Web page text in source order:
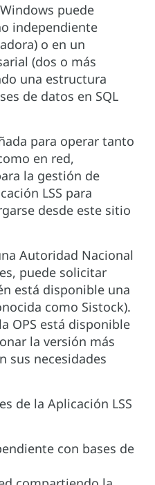
puede
independiente
o en un
(dos o más
una estructura
de datos en SQL
para operar tanto
en red,
la gestión de
LSS para
desde este sitio
Autoridad Nacional
puede solicitar
está disponible una
como Sistock).
OPS está disponible
la versión más
sus necesidades
de la Aplicación LSS
con bases de